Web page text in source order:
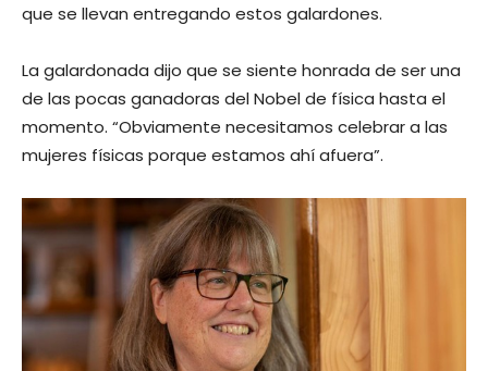
que se llevan entregando estos galardones.
La galardonada dijo que se siente honrada de ser una
de las pocas ganadoras del Nobel de física hasta el
momento. “Obviamente necesitamos celebrar a las
mujeres físicas porque estamos ahí afuera”.